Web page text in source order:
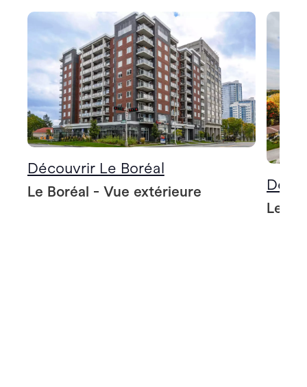
Découvrir Le Boréal
Le Boréal - Vue extérieure
Le